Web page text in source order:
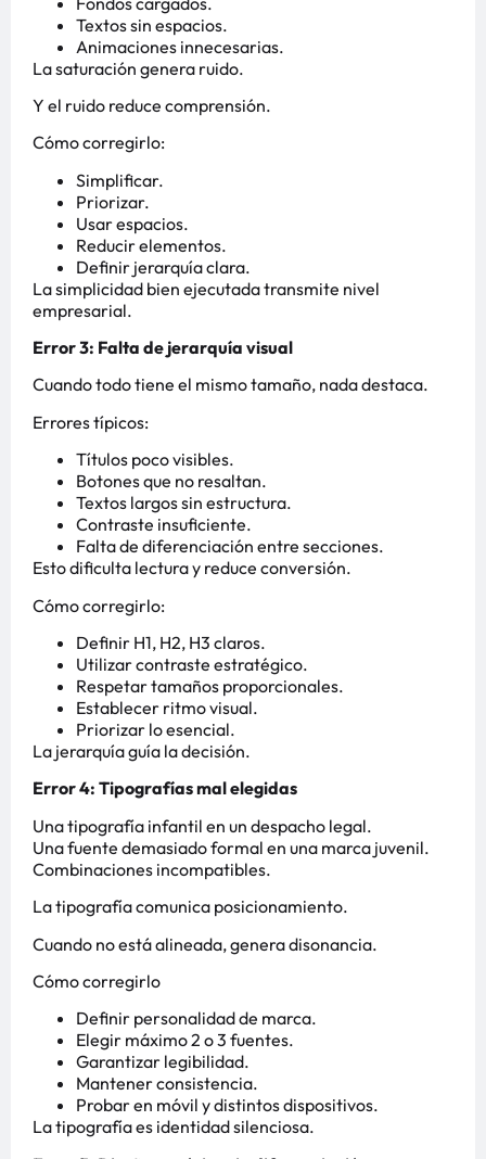
Textos sin espacios.
Animaciones innecesarias.
La saturación genera ruido.
Y el ruido reduce comprensión.
Cómo corregirlo:
Simplificar.
Priorizar.
Usar espacios.
Reducir elementos.
Definir jerarquía clara.
La simplicidad bien ejecutada transmite nivel
empresarial.
Error 3: Falta de jerarquía visual
Cuando todo tiene el mismo tamaño, nada destaca.
Errores típicos:
Títulos poco visibles.
Botones que no resaltan.
Textos largos sin estructura.
Contraste insuficiente.
Falta de diferenciación entre secciones.
Esto dificulta lectura y reduce conversión.
Cómo corregirlo:
Definir H1, H2, H3 claros.
Utilizar contraste estratégico.
Respetar tamaños proporcionales.
Establecer ritmo visual.
Priorizar lo esencial.
La jerarquía guía la decisión.
Error 4: Tipografías mal elegidas
Una tipografía infantil en un despacho legal.
Una fuente demasiado formal en una marca juvenil.
Combinaciones incompatibles.
La tipografía comunica posicionamiento.
Cuando no está alineada, genera disonancia.
Cómo corregirlo
Definir personalidad de marca.
Elegir máximo 2 o 3 fuentes.
Garantizar legibilidad.
Mantener consistencia.
Probar en móvil y distintos dispositivos.
La tipografía es identidad silenciosa.